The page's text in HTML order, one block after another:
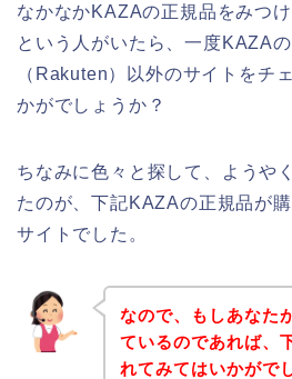
なかなかKAZAの正規品をみつ
という人がいたら、一度KAZA
（Rakuten）以外のサイトをチ
かがでしょうか？
ちなみに色々と探して、ようや
たのが、下記KAZAの正規品が
サイトでした。
なので、もしあなた
ているのであれば、
れてみてはいかがで